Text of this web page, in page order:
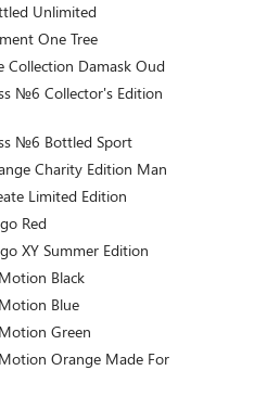
Unlimited
One Tree
Collection Damask Oud
№6 Collector's Edition
№6 Bottled Sport
Charity Edition Man
Limited Edition
Red
XY Summer Edition
Black
Blue
Green
Orange Made For